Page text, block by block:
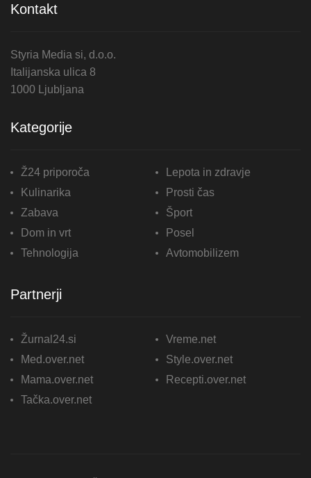
Kontakt
Styria Media si, d.o.o.
Italijanska ulica 8
1000 Ljubljana
Kategorije
Ž24 priporoča
Lepota in zdravje
Kulinarika
Prosti čas
Zabava
Šport
Dom in vrt
Posel
Tehnologija
Avtomobilizem
Partnerji
Žurnal24.si
Vreme.net
Med.over.net
Style.over.net
Mama.over.net
Recepti.over.net
Tačka.over.net